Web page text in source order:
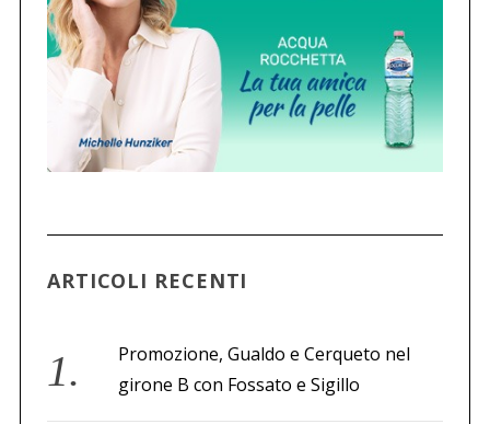
ARTICOLI RECENTI
Promozione, Gualdo e Cerqueto nel
girone B con Fossato e Sigillo